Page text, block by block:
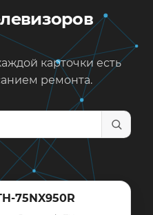
карточки есть
ремонта.
75NX950R